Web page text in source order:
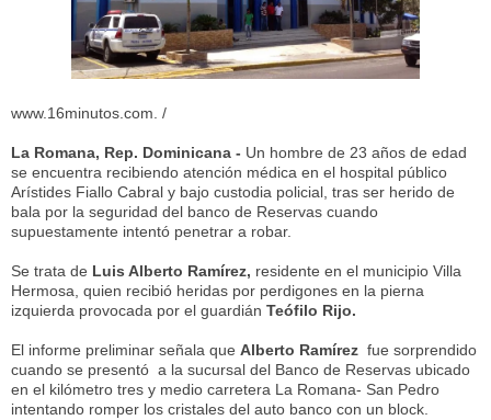
www.16minutos.com. /
La Romana, Rep. Dominicana - Un hombre de 23 años de edad
se encuentra recibiendo atención médica en el hospital público
Arístides Fiallo Cabral y bajo custodia policial, tras ser herido de
bala por la seguridad del banco de Reservas cuando
supuestamente intentó penetrar a robar.
Se trata de Luis Alberto Ramírez, residente en el municipio Villa
Hermosa, quien recibió heridas por perdigones en la pierna
izquierda provocada por el guardián Teófilo Rijo.
El informe preliminar señala que Alberto Ramírez fue sorprendido
cuando se presentó a la sucursal del Banco de Reservas ubicado
en el kilómetro tres y medio carretera La Romana- San Pedro
intentando romper los cristales del auto banco con un block.